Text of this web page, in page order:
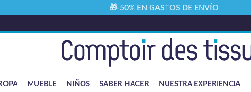
ROPA MUEBLE NIÑOS SABER HACER NUESTRA EXPERIENCIA
🎁-50% EN GASTOS DE ENVÍO